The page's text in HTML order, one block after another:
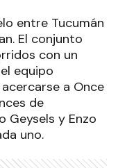
entre Tucumán
El conjunto
con un
equipo
a Once
de
Geysels y Enzo
uno.